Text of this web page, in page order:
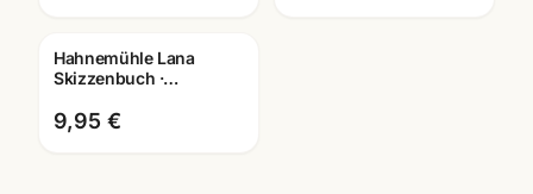
Hahnemühle Lana
Skizzenbuch ·
Zeichenbuch für
Künstler
9,95 €